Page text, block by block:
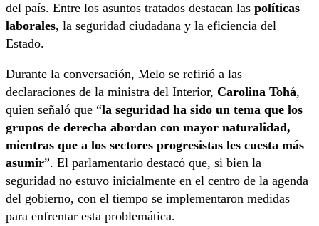
del país. Entre los asuntos tratados destacan las políticas
laborales, la seguridad ciudadana y la eficiencia del
Estado.
Durante la conversación, Melo se refirió a las
declaraciones de la ministra del Interior, Carolina Tohá,
quien señaló que “la seguridad ha sido un tema que los
grupos de derecha abordan con mayor naturalidad,
mientras que a los sectores progresistas les cuesta más
asumir”. El parlamentario destacó que, si bien la
seguridad no estuvo inicialmente en el centro de la agenda
del gobierno, con el tiempo se implementaron medidas
para enfrentar esta problemática.